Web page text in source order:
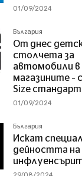
01/09/2024
България
От днес
столчета за
автомобили в
магазините –
Size стандарт
01/09/2024
България
Искат
дейността на